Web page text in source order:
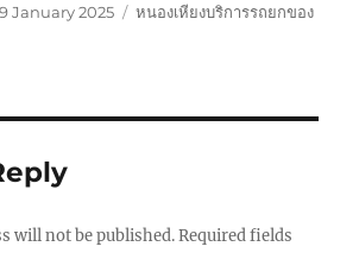
January 2025 Tags
หนองเหียงบริการรถยกของ
will not be published. Required fields